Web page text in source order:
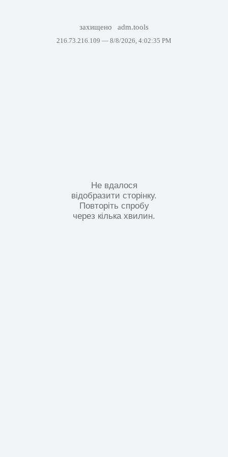
захищено adm.tools
216.73.216.109 — 8/8/2026, 4:02:35 PM
Не вдалося
відобразити сторінку.
Повторіть спробу
через кілька хвилин.